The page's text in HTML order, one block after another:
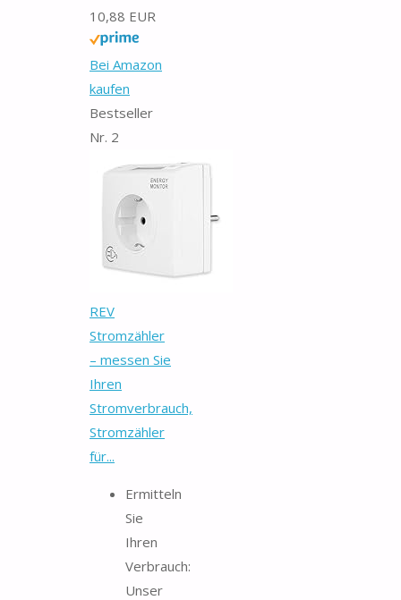
10,88 EUR
Bei Amazon
kaufen
Bestseller
Nr. 2
REV
Stromzähler
– messen Sie
Ihren
Stromverbrauch,
Stromzähler
für...
Ermitteln
Sie
Ihren
Verbrauch:
Unser